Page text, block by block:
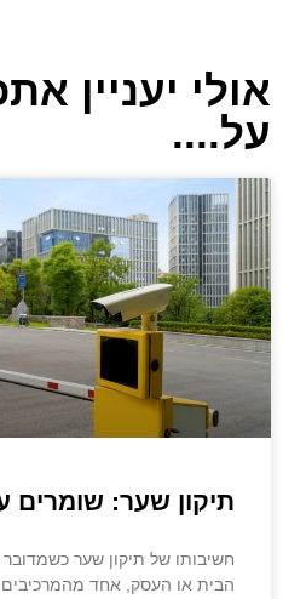
אולי יעניין
על....
תיקון שער: שומרים
חשיבותו של תיקון שער
הבית או העסק, אחד מהמרכיבים